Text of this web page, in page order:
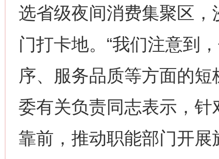
选省级夜间消费集聚区
门打卡地。“我们注意到
序、服务品质等方面的
委有关负责同志表示，
靠前，推动职能部门开